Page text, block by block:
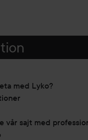
med Lyko?
vår sajt med